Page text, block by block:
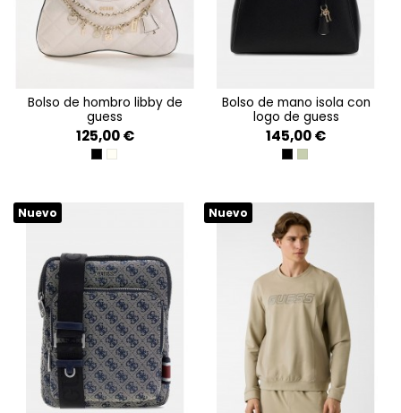
bolso de hombro libby de
guess
125,00 €
BLACKOFF WHITE
bolso de mano isola con
logo de guess
145,00 €
BLACKSAGE
Nuevo Nuevo